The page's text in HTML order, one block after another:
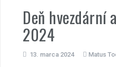
Deň hvezdární
2024
13. marca 2024 Matus